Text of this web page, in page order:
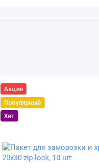
Акция
Популярный
Хит